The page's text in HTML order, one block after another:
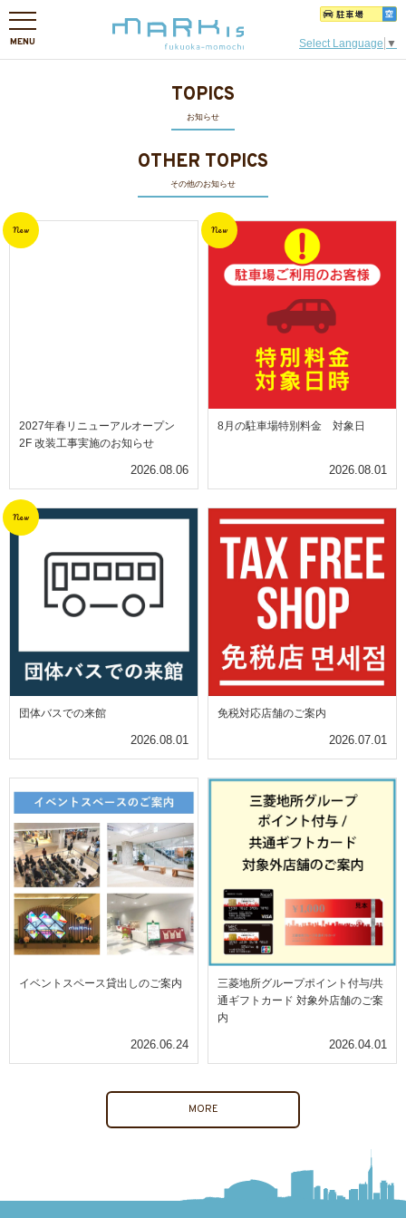
MENU Select Language ▼
TOPICS
お知らせ
OTHER TOPICS
その他のお知らせ
New
2027年春リニューアルオープン
2F 改装工事実施のお知らせ
2026.08.06
New
8月の駐車場特別料金 対象日
2026.08.01
New
団体バスでの来館
2026.08.01
免税対応店舗のご案内
2026.07.01
イベントスペース貸出しのご案内
2026.06.24
三菱地所グループポイント付与/共
通ギフトカード 対象外店舗のご案
内
2026.04.01
MORE